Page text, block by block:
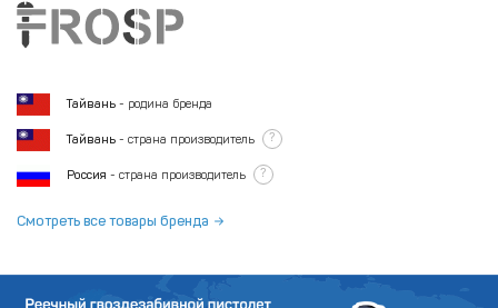
Тайвань - родина бренда
Тайвань - страна производитель ?
Россия - страна производитель ?
Смотреть все товары бренда